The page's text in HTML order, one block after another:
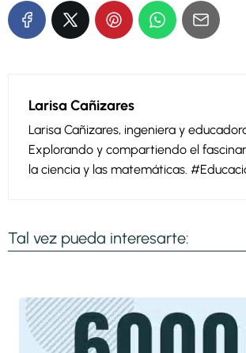
Larisa Cañizares
Larisa Cañizares, ingeniera y
Explorando y compartiendo el
la ciencia y las matemáticas.
Tal vez pueda interesarte: